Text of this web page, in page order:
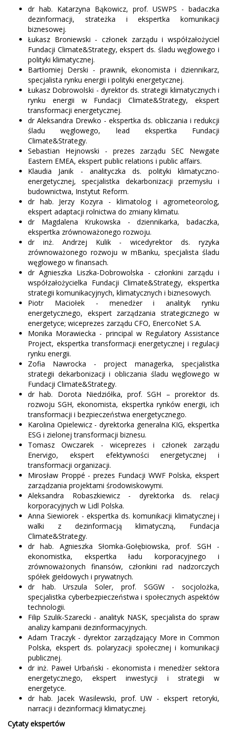
dr hab. Katarzyna Bąkowicz, prof. USWPS - badaczka
dezinformacji, strateżka i ekspertka komunikacji
biznesowej.
Łukasz Broniewski - członek zarządu i współzałożyciel
Fundacji Climate&Strategy, ekspert ds. śladu węglowego i
polityki klimatycznej.
Bartłomiej Derski - prawnik, ekonomista i dziennikarz,
specjalista rynku energii i polityki energetycznej.
Łukasz Dobrowolski - dyrektor ds. strategii klimatycznych i
rynku energii w Fundacji Climate&Strategy, ekspert
transformacji energetycznej.
dr Aleksandra Drewko - ekspertka ds. obliczania i redukcji
śladu węglowego, lead ekspertka Fundacji
Climate&Strategy.
Sebastian Hejnowski - prezes zarządu SEC Newgate
Eastern EMEA, ekspert public relations i public affairs.
Klaudia Janik - analityczka ds. polityki klimatyczno-
energetycznej, specjalistka dekarbonizacji przemysłu i
budownictwa, Instytut Reform.
dr hab. Jerzy Kozyra - klimatolog i agrometeorolog,
ekspert adaptacji rolnictwa do zmiany klimatu.
dr Magdalena Krukowska - dziennikarka, badaczka,
ekspertka zrównoważonego rozwoju.
dr inż. Andrzej Kulik - wicedyrektor ds. ryzyka
zrównoważonego rozwoju w mBanku, specjalista śladu
węglowego w finansach.
dr Agnieszka Liszka-Dobrowolska - członkini zarządu i
współzałożycielka Fundacji Climate&Strategy, ekspertka
strategii komunikacyjnych, klimatycznych i biznesowych.
Piotr Maciołek - menedżer i analityk rynku
energetycznego, ekspert zarządzania strategicznego w
energetyce; wiceprezes zarządu CFO, EnercoNet S.A.
Monika Morawiecka - principal w Regulatory Assistance
Project, ekspertka transformacji energetycznej i regulacji
rynku energii.
Zofia Nawrocka - project managerka, specjalistka
strategii dekarbonizacji i obliczania śladu węglowego w
Fundacji Climate&Strategy.
dr hab. Dorota Niedziółka, prof. SGH – prorektor ds.
rozwoju SGH, ekonomista, ekspertka rynków energii, ich
transformacji i bezpieczeństwa energetycznego.
Karolina Opielewicz - dyrektorka generalna KIG, ekspertka
ESG i zielonej transformacji biznesu.
Tomasz Owczarek - wiceprezes i członek zarządu
Enervigo, ekspert efektywności energetycznej i
transformacji organizacji.
Mirosław Proppé - prezes Fundacji WWF Polska, ekspert
zarządzania projektami środowiskowymi.
Aleksandra Robaszkiewicz - dyrektorka ds. relacji
korporacyjnych w Lidl Polska.
Anna Siewiorek - ekspertka ds. komunikacji klimatycznej i
walki z dezinformacją klimatyczną, Fundacja
Climate&Strategy.
dr hab. Agnieszka Słomka-Gołębiowska, prof. SGH -
ekonomistka, ekspertka ładu korporacyjnego i
zrównoważonych finansów, członkini rad nadzorczych
spółek giełdowych i prywatnych.
dr hab. Urszula Soler, prof. SGGW - socjolożka,
specjalistka cyberbezpieczeństwa i społecznych aspektów
technologii.
Filip Szulik-Szarecki - analityk NASK, specjalista do spraw
analizy kampanii dezinformacyjnych.
Adam Traczyk - dyrektor zarządzający More in Common
Polska, ekspert ds. polaryzacji społecznej i komunikacji
publicznej.
dr inż. Paweł Urbański - ekonomista i menedżer sektora
energetycznego, ekspert inwestycji i strategii w
energetyce.
dr hab. Jacek Wasilewski, prof. UW - ekspert retoryki,
narracji i dezinformacji klimatycznej.
Cytaty ekspertów